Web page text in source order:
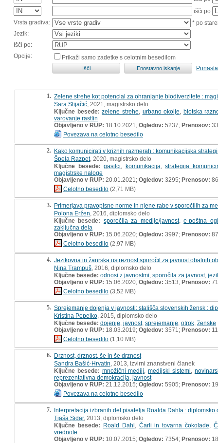
išči po
Vrsta gradiva:
* po
Jezik:
Išči po:
Opcije:
Prikaži samo zadetke s celotnim besedilom
1. Zelene strehe kot potencial za ohranjanje biodiverzitete :
Sara Stijačić , 2021, magistrsko delo
Ključne besede: zelene strehe urbano okolje
biotska
varovanje rastlin
Objavljeno v RUP: 18.10.2021; Ogledov: 5237; Prenosov: 33
Povezava na celotno besedilo
2. Kako komunicirati v kriznih razmerah : komunikacijska
Špela Razpet, 2020, magistrsko delo
Ključne besede: gasilci komunikacija ,strategija
magistrske naloge
Objavljeno v RUP: 20.01.2021; Ogledov: 3295; Prenosov: 86
Celotno besedilo (2,71 MB)
3. Primerjava pravopisne norme in njene rabe v sporočilih za
Polona Eržen , 2016, diplomsko delo
Ključne besede: sporočila za medije/javnost,e-poštna
zaključna dela
Objavljeno v RUP: 15.06.2020; Ogledov: 3997; Prenosov: 87
Celotno besedilo (2,97 MB)
4. Jezikovna in žanrska ustreznost sporočil za javnost obalnih
Nina Trampuš , 2016, diplomsko delo
Ključne besede: odnosi z javnostmi sporočila za javnost,
Objavljeno v RUP: 15.06.2020; Ogledov: 3513; Prenosov: 71
Celotno besedilo (3,52 MB)
5. Sprejemanje dojenja v javnosti: stališča slovenskih žensk :
Kristina Pepelko , 2015, diplomsko delo
Ključne besede: dojenje javnost, sprejemanje otrok ženske
Objavljeno v RUP: 18.03.2019; Ogledov: 3571; Prenosov:
Celotno besedilo (1,10 MB)
6. Drznost, drznost, še in še drznost
Sandra Bašić-Hrvatin , 2013, izvirni znanstveni članek
Ključne besede: množični mediji ,medijski sistemi
reprezentativna demokracija javnost
Objavljeno v RUP: 21.12.2015; Ogledov: 5905; Prenosov: 19
Povezava na celotno besedilo
7. Interpretacija izbranih del pisatelja Roalda Dahla : diplomsko
Tjaša Sidar, 2013, diplomsko delo
Ključne besede: Roald Dahl Čarli in tovarna čokolade ,
vrednote
Objavljeno v RUP: 10.07.2015; Ogledov: 7354; Prenosov: